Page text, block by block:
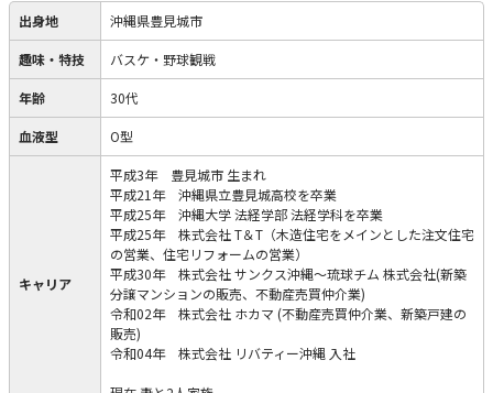
出身地 沖縄県豊見城市
趣味・特技 バスケ・野球観戦
年齢 30代
血液型 O型
キャリア
平成3年 豊見城市 生まれ
平成21年 沖縄県立豊見城高校を卒業
平成25年 沖縄大学 法経学部 法経学科を卒業
平成25年 株式会社 T＆T（木造住宅をメインとした注文住宅
の営業、住宅リフォームの営業）
平成30年 株式会社 サンクス沖縄～琉球チム 株式会社(新築
分譲マンションの販売、不動産売買仲介業)
令和02年 株式会社 ホカマ (不動産売買仲介業、新築戸建の
販売)
令和04年 株式会社 リバティー沖縄 入社